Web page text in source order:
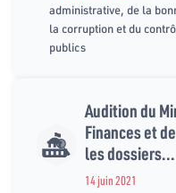
administrative, de la
la corruption et du
publics
Audition du
Finances et
les dossiers...
14 juin 2021